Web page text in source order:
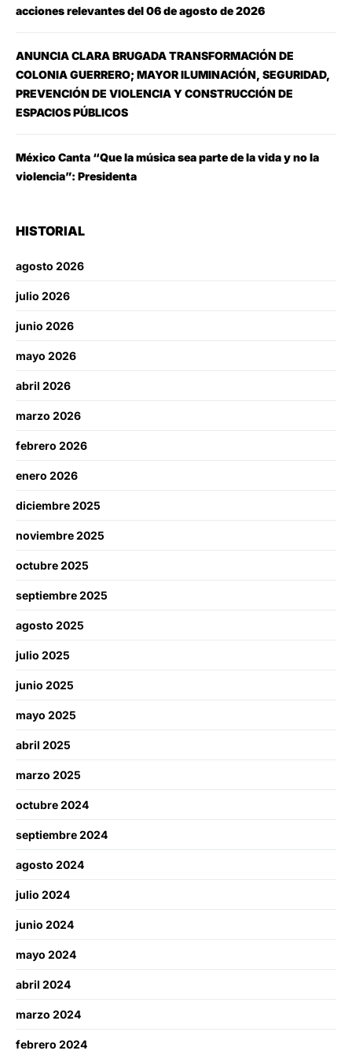
acciones relevantes del 06 de agosto de 2026
ANUNCIA CLARA BRUGADA TRANSFORMACIÓN DE
COLONIA GUERRERO; MAYOR ILUMINACIÓN, SEGURIDAD,
PREVENCIÓN DE VIOLENCIA Y CONSTRUCCIÓN DE
ESPACIOS PÚBLICOS
México Canta “Que la música sea parte de la vida y no la
violencia”: Presidenta
HISTORIAL
agosto 2026
julio 2026
junio 2026
mayo 2026
abril 2026
marzo 2026
febrero 2026
enero 2026
diciembre 2025
noviembre 2025
octubre 2025
septiembre 2025
agosto 2025
julio 2025
junio 2025
mayo 2025
abril 2025
marzo 2025
octubre 2024
septiembre 2024
agosto 2024
julio 2024
junio 2024
mayo 2024
abril 2024
marzo 2024
febrero 2024